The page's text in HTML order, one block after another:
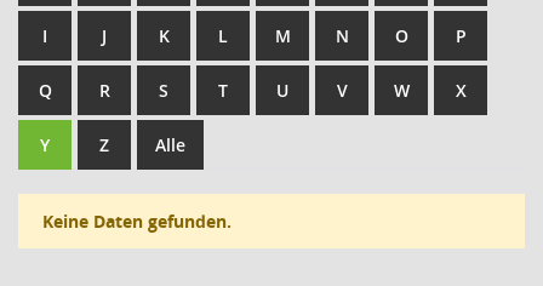
I J K L M N O P
Q R S T U V W X
Y Z Alle
Keine Daten gefunden.